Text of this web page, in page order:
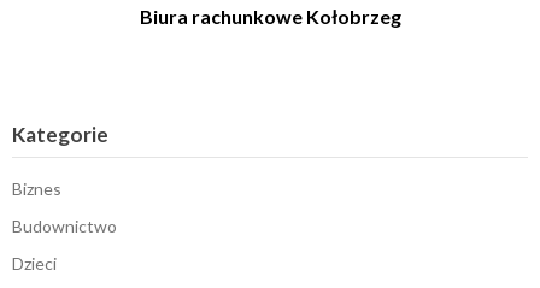
Biura rachunkowe Kołobrzeg
Kategorie
Biznes
Budownictwo
Dzieci